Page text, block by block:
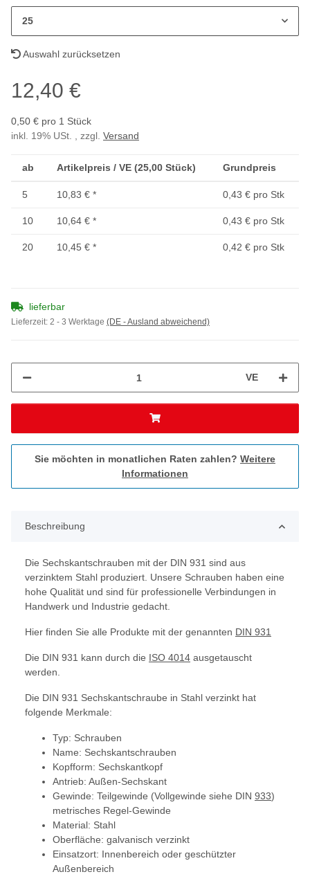
25
Auswahl zurücksetzen
12,40 €
0,50 € pro 1 Stück
inkl. 19% USt. , zzgl. Versand
ab Artikelpreis / VE (25,00 Stück) Grundpreis
5 10,83 € * 0,43 € pro Stk
10 10,64 € * 0,43 € pro Stk
20 10,45 € * 0,42 € pro Stk
lieferbar
Lieferzeit: 2 - 3 Werktage (DE - Ausland abweichend)
VE
Sie möchten in monatlichen Raten zahlen? Weitere
Informationen
Beschreibung
Die Sechskantschrauben mit der DIN 931 sind aus
verzinktem Stahl produziert. Unsere Schrauben haben eine
hohe Qualität und sind für professionelle Verbindungen in
Handwerk und Industrie gedacht.
Hier finden Sie alle Produkte mit der genannten DIN 931
Die DIN 931 kann durch die ISO 4014 ausgetauscht
werden.
Die DIN 931 Sechskantschraube in Stahl verzinkt hat
folgende Merkmale:
Typ: Schrauben
Name: Sechskantschrauben
Kopfform: Sechskantkopf
Antrieb: Außen-Sechskant
Gewinde: Teilgewinde (Vollgewinde siehe DIN 933)
metrisches Regel-Gewinde
Material: Stahl
Oberfläche: galvanisch verzinkt
Einsatzort: Innenbereich oder geschützter
Außenbereich